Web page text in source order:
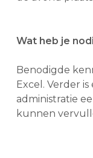
Wat heb je
Benodigde
Excel. Verder
administratie
kunnen